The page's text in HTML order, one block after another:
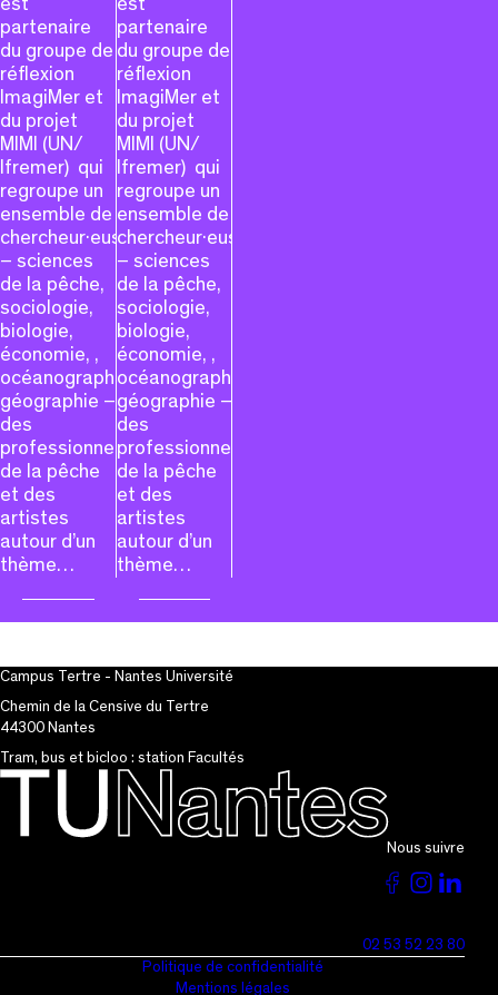
est
partenaire
du groupe de
réflexion
ImagiMer et
du projet
MIMI (UN/
Ifremer) qui
regroupe un
ensemble de
chercheur·euses
– sciences
de la pêche,
sociologie,
biologie,
économie, ,
océanographie,
géographie –
des
professionnels
de la pêche
et des
artistes
autour d’un
thème…
est
partenaire
du groupe de
réflexion
ImagiMer et
du projet
MIMI (UN/
Ifremer) qui
regroupe un
ensemble de
chercheur·euses
– sciences
de la pêche,
sociologie,
biologie,
économie, ,
océanographie,
géographie –
des
professionnels
de la pêche
et des
artistes
autour d’un
thème…
Campus Tertre - Nantes Université
Chemin de la Censive du Tertre
44300 Nantes
Tram, bus et bicloo : station Facultés
Nous suivre
Voir
page
Voir
page
02 53 52 23 80
Politique de confidentialité
Mentions légales